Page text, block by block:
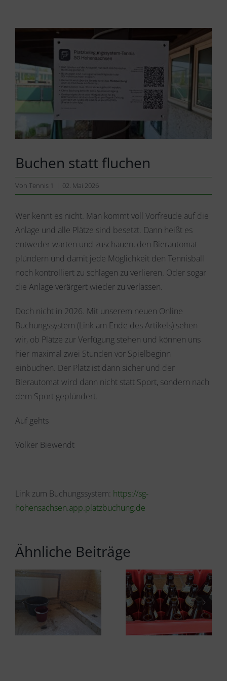
Bild
Buchen statt fluchen
Von Tennis 1 | 02. Mai 2026
Wer kennt es nicht. Man kommt voll Vorfreude auf die
Anlage und alle Plätze sind besetzt. Dann heißt es
entweder warten und zuschauen, den Bierautomat
plündern und damit jede Möglichkeit den Tennisball
noch kontrolliert zu schlagen zu verlieren. Oder sogar
die Anlage verärgert wieder zu verlassen.
Doch nicht in 2026. Mit unserem neuen Online
Buchungssystem (Link am Ende des Artikels) sehen
wir, ob Plätze zur Verfügung stehen und können uns
hier maximal zwei Stunden vor Spielbeginn
einbuchen. Der Platz ist dann sicher und der
Bierautomat wird dann nicht statt Sport, sondern nach
dem Sport geplündert.
Auf gehts
Volker Biewendt
Link zum Buchungssystem: https://sg-
hohensachsen.app.platzbuchung.de
Ähnliche Beiträge